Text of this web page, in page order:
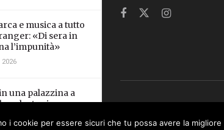
e musica a tutto
«Di sera in
l’impunità»
2026
una palazzina a
salvate cinque
i cookie per essere sicuri che tu possa avere la